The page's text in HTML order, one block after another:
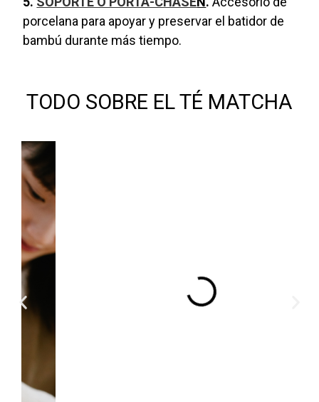
porcelana para apoyar y preservar el batidor de
bambú durante más tiempo.
TODO SOBRE EL TÉ MATCHA